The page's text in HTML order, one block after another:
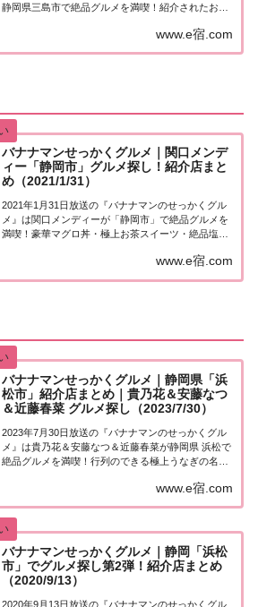
静岡県三島市で絶品グルメを満喫！紹介されたお店
「静岡県三島市」でグルメ探し地元の人に「せっか
くこの町に来たなら食べたほうがいいグルメは何
www.e宿.com
バナナマンせっかくグルメ｜関口メンデ
ィー「静岡市」グルメ探し！紹介店まと
め（2021/1/31）
2021年1月31日放送の『バナナマンのせっかくグル
メ』は関口メンディーが「静岡市」で絶品グルメを
満喫！豪華マグロ丼・極上お茶スイーツ・絶品塩ラ
くはこちら！メンディーさんが「静岡市」でグルメ
www.e宿.com
バナナマンせっかくグルメ｜静岡県「浜
松市」紹介店まとめ｜貴乃花＆安藤なつ
＆近藤春菜 グルメ探し（2023/7/30）
2023年7月30日放送の『バナナマンのせっかくグル
メ』は貴乃花＆安藤なつ＆近藤春菜が静岡県 浜松で
絶品グルメを満喫！行列のできる極上うなぎの名
ツ…紹介されたお店やメニューをまとめました！詳
しくはこちら！貴乃花＆安藤なつ＆近藤春菜「静...
www.e宿.com
バナナマンせっかくグルメ｜静岡「浜松
市」でグルメ探し第2弾！紹介店まとめ
（2020/9/13）
2020年9月13日放送の『バナナマンのせっかくグル